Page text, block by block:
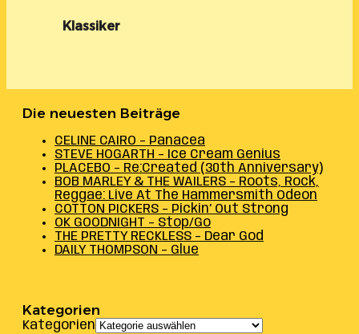
Klassiker
Die neuesten Beiträge
CELINE CAIRO – Panacea
STEVE HOGARTH – Ice Cream Genius
PLACEBO – Re:Created (30th Anniversary)
BOB MARLEY & THE WAILERS – Roots, Rock,
Reggae: Live At The Hammersmith Odeon
COTTON PICKERS – Pickin’ Out Strong
OK GOODNIGHT – Stop/Go
THE PRETTY RECKLESS – Dear God
DAILY THOMPSON – Glue
Kategorien
Kategorien